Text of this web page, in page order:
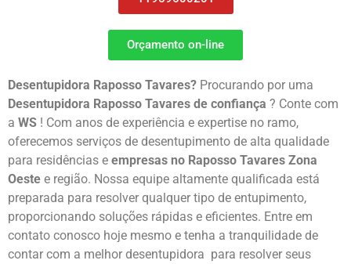
Orçamento on-line
Desentupidora Raposso Tavares? Procurando por uma
Desentupidora Raposso Tavares de confiança ? Conte com
a WS ! Com anos de experiência e expertise no ramo,
oferecemos serviços de desentupimento de alta qualidade
para residências e empresas no Raposso Tavares Zona
Oeste e região. Nossa equipe altamente qualificada está
preparada para resolver qualquer tipo de entupimento,
proporcionando soluções rápidas e eficientes. Entre em
contato conosco hoje mesmo e tenha a tranquilidade de
contar com a melhor desentupidora para resolver seus